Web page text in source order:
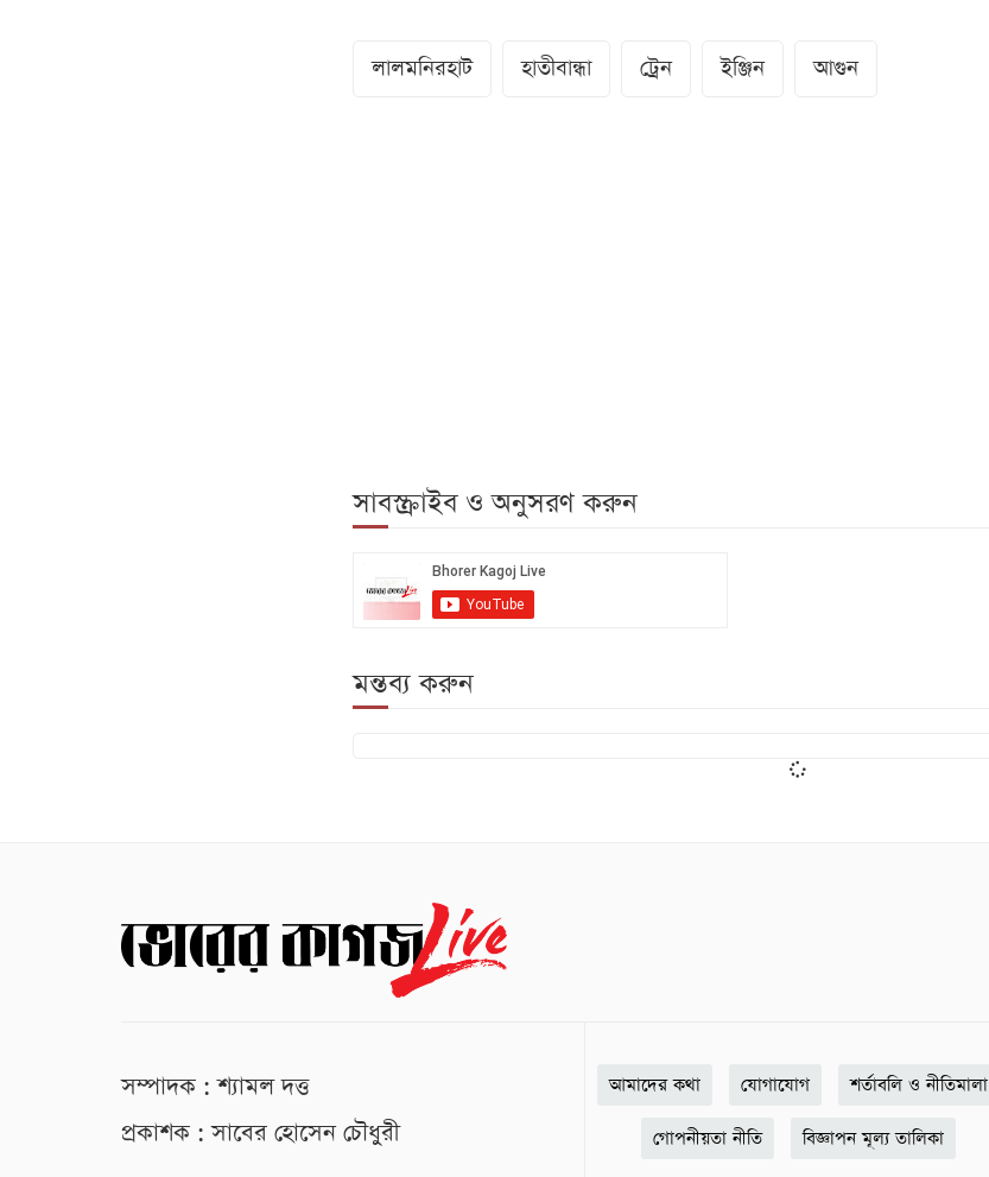
লালমনিরহাট হাতীবান্ধা ট্রেন ইঞ্জিন আগুন
সাবস্ক্রাইব ও অনুসরণ করুন
মন্তব্য করুন
সম্পাদক : শ্যামল দত্ত
প্রকাশক : সাবের হোসেন চৌধুরী
আমাদের কথা যোগাযোগ শর্তাবলি ও নীতিমালা
গোপনীয়তা নীতি বিজ্ঞাপন মূল্য তালিকা